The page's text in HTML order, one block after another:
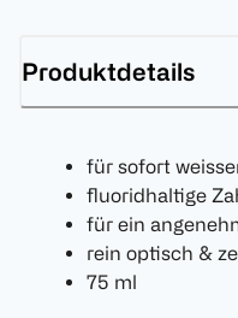
Produktdetails
für sofort
fluoridhaltige
für ein
rein optisch &
75 ml